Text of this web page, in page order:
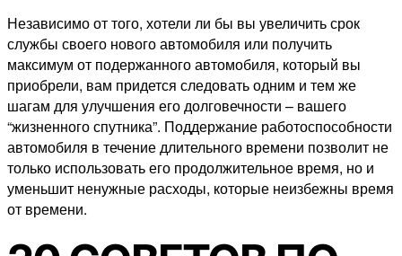
Независимо от того, хотели ли бы вы увеличить срок
службы своего нового автомобиля или получить
максимум от подержанного автомобиля, который вы
приобрели, вам придется следовать одним и тем же
шагам для улучшения его долговечности – вашего
“жизненного спутника”. Поддержание работоспособности
автомобиля в течение длительного времени позволит не
только использовать его продолжительное время, но и
уменьшит ненужные расходы, которые неизбежны время
от времени.